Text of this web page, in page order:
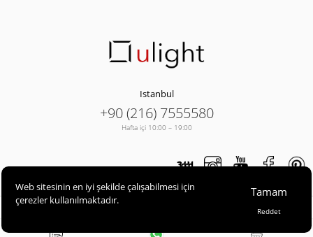
Istanbul
+90 (216) 7555580
Hafta içi 10:00 – 19:00
Web sitesinin en iyi şekilde çalışabilmesi için
çerezler kullanılmaktadır.
Tamam
Reddet